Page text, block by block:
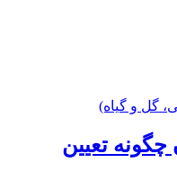
گل و گیاه)
تعیین